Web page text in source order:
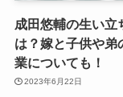
成田悠輔の生い立
は？嫁と子供や弟
業についても！
2023年6月22日